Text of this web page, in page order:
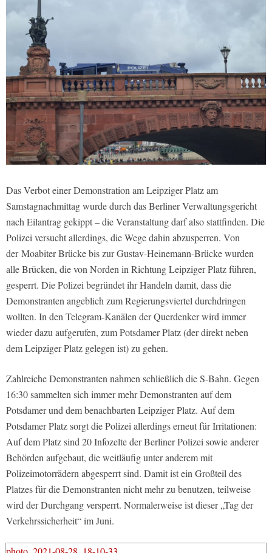
Das Verbot einer Demonstration am Leipziger Platz am
Samstagnachmittag wurde durch das Berliner Verwaltungsgericht
nach Eilantrag gekippt – die Veranstaltung darf also stattfinden. Die
Polizei versucht allerdings, die Wege dahin abzusperren. Von
der Moabiter Brücke bis zur Gustav-Heinemann-Brücke wurden
alle Brücken, die von Norden in Richtung Leipziger Platz führen,
gesperrt. Die Polizei begründet ihr Handeln damit, dass die
Demonstranten angeblich zum Regierungsviertel durchdringen
wollten. In den Telegram-Kanälen der Querdenker wird immer
wieder dazu aufgerufen, zum Potsdamer Platz (der direkt neben
dem Leipziger Platz gelegen ist) zu gehen.
Zahlreiche Demonstranten nahmen schließlich die S-Bahn. Gegen
16:30 sammelten sich immer mehr Demonstranten auf dem
Potsdamer und dem benachbarten Leipziger Platz. Auf dem
Potsdamer Platz sorgt die Polizei allerdings erneut für Irritationen:
Auf dem Platz sind 20 Infozelte der Berliner Polizei sowie anderer
Behörden aufgebaut, die weitläufig unter anderem mit
Polizeimotorrädern abgesperrt sind. Damit ist ein Großteil des
Platzes für die Demonstranten nicht mehr zu benutzen, teilweise
wird der Durchgang versperrt. Normalerweise ist dieser „Tag der
Verkehrssicherheit“ im Juni.